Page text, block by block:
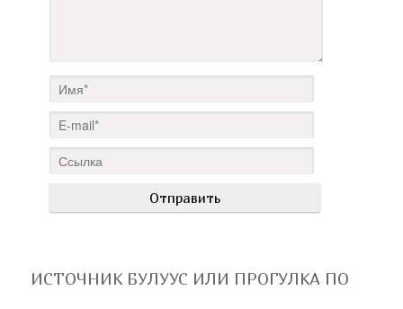
ИСТОЧНИК БУЛУУС ИЛИ ПРОГУЛКА ПО